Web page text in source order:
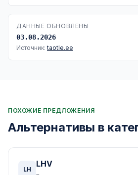
ДАННЫЕ ОБНОВЛЕНЫ
03.08.2026
Источник:taotle.ee
ПОХОЖИЕ ПРЕДЛОЖЕНИЯ
Альтернативы в
LH
LHV